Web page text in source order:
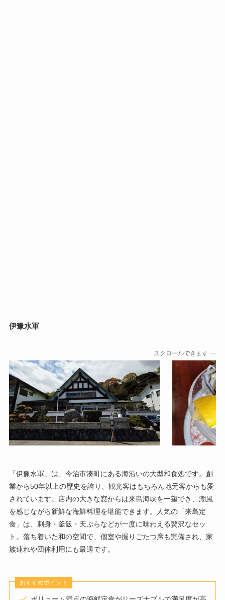
伊豫水軍
スクロールできます
「伊豫水軍」は、今治市湊町にある海沿いの大型和食処です。創
業から50年以上の歴史を誇り、観光客はもちろん地元客からも愛
されています。店内の大きな窓からは来島海峡を一望でき、潮風
を感じながら新鮮な海鮮料理を堪能できます。人気の「来島定
食」は、刺身・釜飯・天ぷらなどが一度に味わえる贅沢なセッ
ト。落ち着いた和の空間で、個室や掘りごたつ席も完備され、家
族連れや団体利用にも最適です。
おすすめポイント